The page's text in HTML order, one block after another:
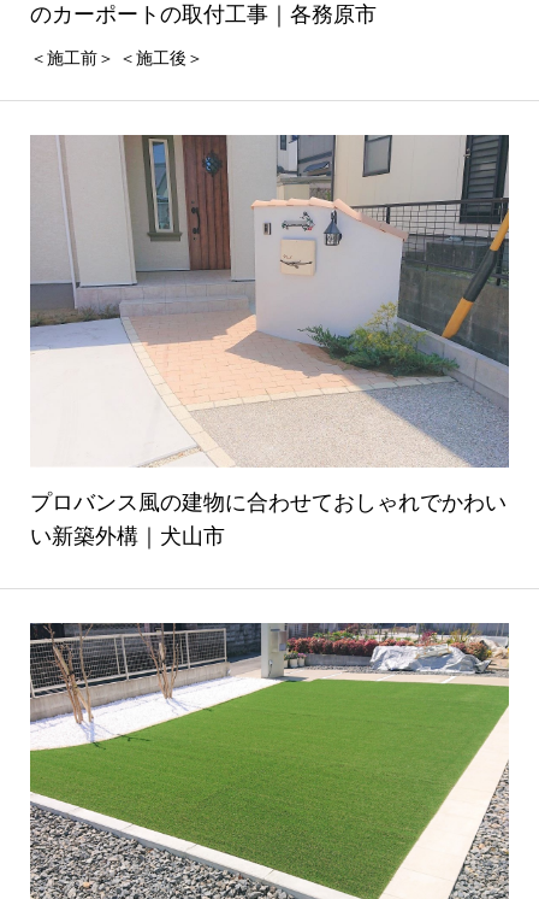
のカーポートの取付工事｜各務原市
＜施工前＞ ＜施工後＞
プロバンス風の建物に合わせておしゃれでかわい
い新築外構｜犬山市